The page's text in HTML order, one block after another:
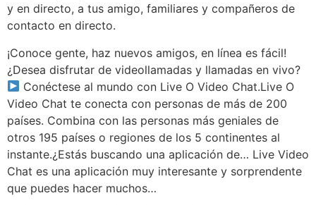
y en directo, a tus amigo, familiares y compañeros de
contacto en directo.
¡Conoce gente, haz nuevos amigos, en línea es fácil!
¿Desea disfrutar de videollamadas y llamadas en vivo?
Conéctese al mundo con Live O Video Chat.Live O
Video Chat te conecta con personas de más de 200
países. Combina con las personas más geniales de
otros 195 países o regiones de los 5 continentes al
instante.¿Estás buscando una aplicación de… Live Video
Chat es una aplicación muy interesante y sorprendente
que puedes hacer muchos…